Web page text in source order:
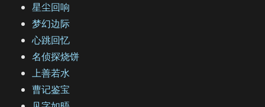
星尘回响
梦幻边际
心跳回忆
名侦探烧饼
上善若水
曹记鉴宝